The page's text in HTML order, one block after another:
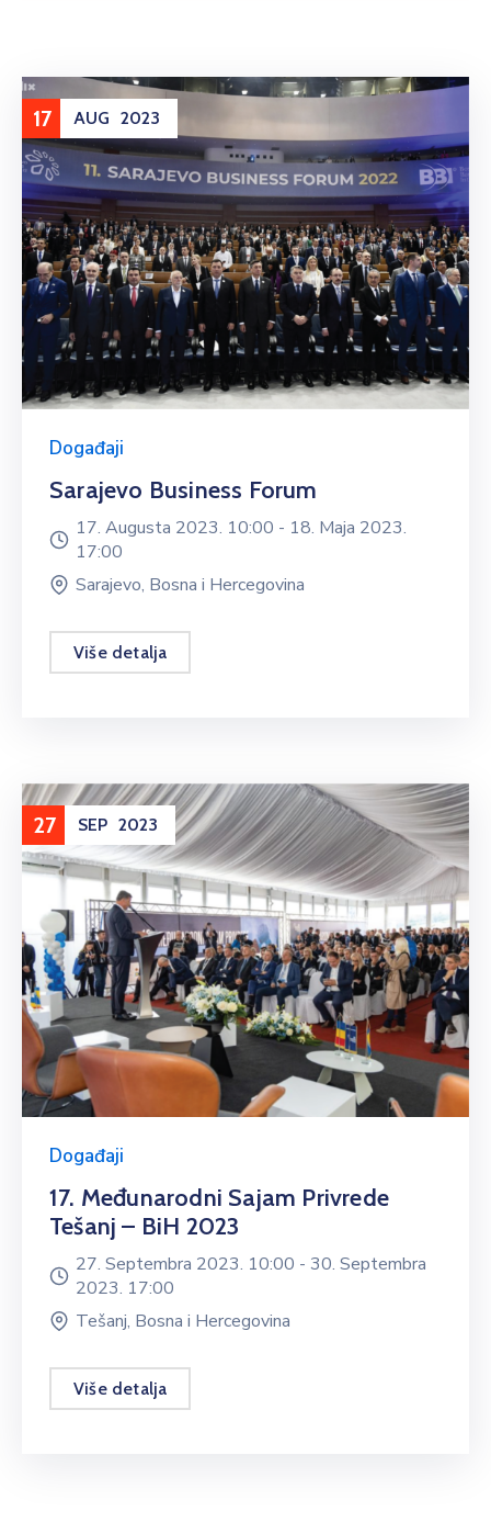
17 AUG 2023
Događaji
Sarajevo Business Forum
17. Augusta 2023. 10:00 - 18. Maja 2023.
17:00
Sarajevo, Bosna i Hercegovina
Više detalja
27 SEP 2023
Događaji
17. Međunarodni Sajam Privrede
Tešanj – BiH 2023
27. Septembra 2023. 10:00 - 30. Septembra
2023. 17:00
Tešanj, Bosna i Hercegovina
Više detalja